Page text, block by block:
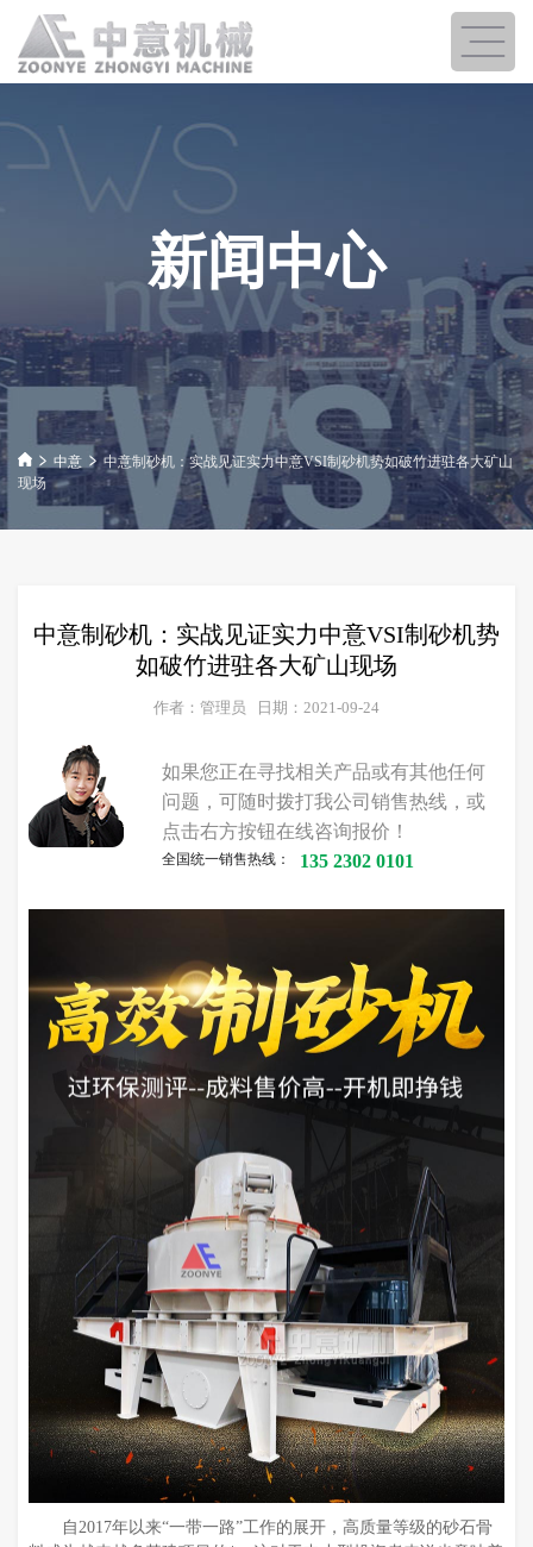
新闻中心
中意
中意制砂机：实战见证实力中意VSI制砂机势如破竹进驻各大矿山
现场
中意制砂机：实战见证实力中意VSI制砂机势
如破竹进驻各大矿山现场
作者：管理员 日期：2021-09-24
如果您正在寻找相关产品或有其他任何
问题，可随时拨打我公司销售热线，或
点击右方按钮在线咨询报价！
全国统一销售热线： 135 2302 0101
自2017年以来“一带一路”工作的展开，高质量等级的砂石骨